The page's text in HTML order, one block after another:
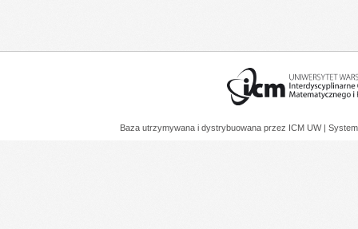
Baza utrzymywana i dystrybuowana przez ICM UW |